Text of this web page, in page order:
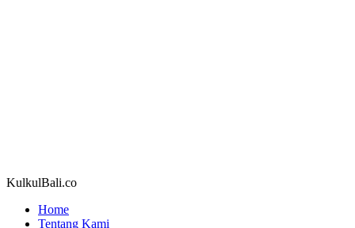
KulkulBali.co
Home
Tentang Kami